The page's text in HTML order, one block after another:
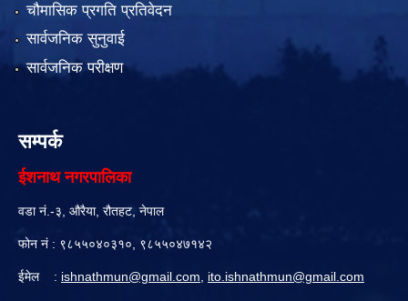
चौमासिक प्रगति प्रतिवेदन
सार्वजनिक सुनुवाई
सार्वजनिक परीक्षण
सम्पर्क
ईशनाथ नगरपालिका
वडा नं.-३, औरैया, रौतहट, नेपाल
फोन नं : ९८५५०४०३१०, ९८५५०४७१४२
ईमेल : ishnathmun@gmail.com ito.ishnathmun@gmail.com